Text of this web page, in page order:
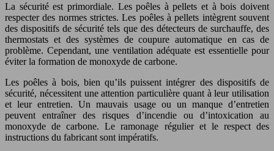
La sécurité est primordiale. Les poêles à pellets et à bois doivent
respecter des normes strictes. Les poêles à pellets intègrent souvent
des dispositifs de sécurité tels que des détecteurs de surchauffe, des
thermostats et des systèmes de coupure automatique en cas de
problème. Cependant, une ventilation adéquate est essentielle pour
éviter la formation de monoxyde de carbone.
Les poêles à bois, bien qu’ils puissent intégrer des dispositifs de
sécurité, nécessitent une attention particulière quant à leur utilisation
et leur entretien. Un mauvais usage ou un manque d’entretien
peuvent entraîner des risques d’incendie ou d’intoxication au
monoxyde de carbone. Le ramonage régulier et le respect des
instructions du fabricant sont impératifs.